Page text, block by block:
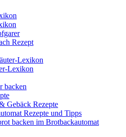
Rezept
Lexikon
Lexikon
backen
Gebäck Rezepte
Rezepte und Tipps
backen im Brotbackautomat